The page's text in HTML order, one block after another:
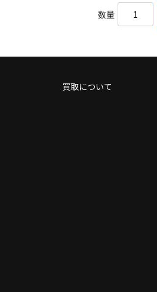
数量
買取について